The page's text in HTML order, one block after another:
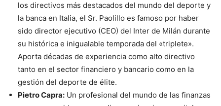
los directivos más destacados del mundo del deporte y
la banca en Italia, el Sr. Paolillo es famoso por haber
sido director ejecutivo (CEO) del Inter de Milán durante
su histórica e inigualable temporada del «triplete».
Aporta décadas de experiencia como alto directivo
tanto en el sector financiero y bancario como en la
gestión del deporte de élite.
Pietro Capra: Un profesional del mundo de las finanzas